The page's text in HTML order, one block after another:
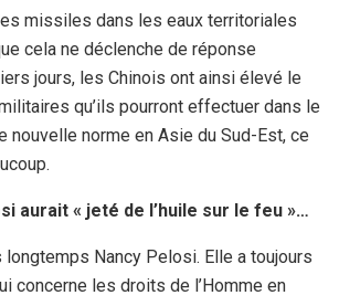
missiles dans les eaux territoriales
cela ne déclenche de réponse
jours, les Chinois ont ainsi élevé le
qu’ils pourront effectuer dans le
nouvelle norme en Asie du Sud-Est, ce
aurait « jeté de l’huile sur le feu »…
Nancy Pelosi. Elle a toujours
concerne les droits de l’Homme en